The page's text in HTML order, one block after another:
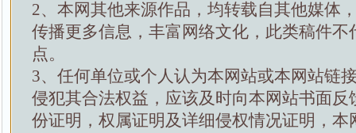
2、本网其他来源作品，均转载自其他媒体
传播更多信息，丰富网络文化，此类稿件不
点。
3、任何单位或个人认为本网站或本网站链
侵犯其合法权益，应该及时向本网站书面反
份证明，权属证明及详细侵权情况证明，本